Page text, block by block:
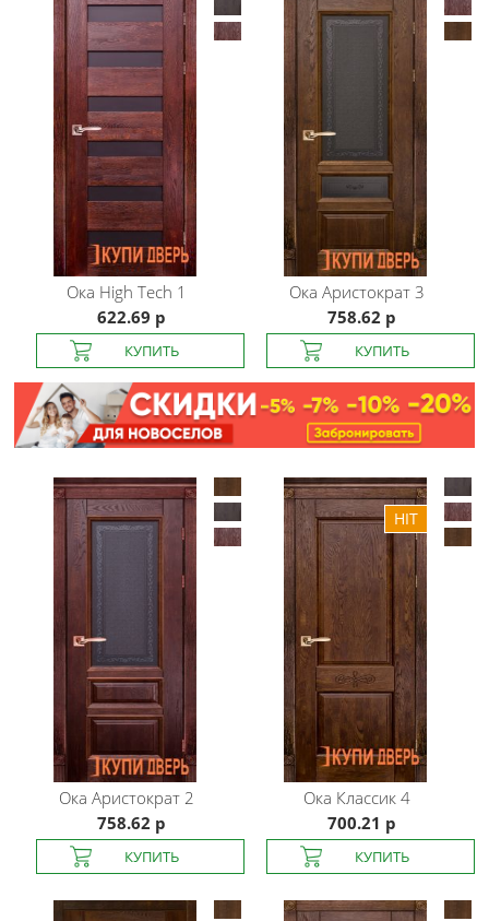
Ока High Tech 1
622.69 р
Ока Аристократ 3
758.62 р
Ока Аристократ 2
758.62 р
Ока Классик 4
700.21 р